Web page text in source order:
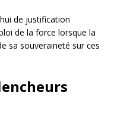
de justification
de la force lorsque la
sa souveraineté sur ces